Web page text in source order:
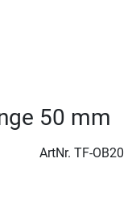
50 mm
ArtNr. TF-OB20